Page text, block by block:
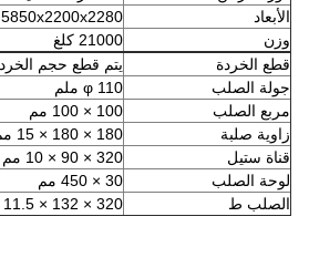
الأبعاد
5850x2200x2280 ملم
وزن
21000 كلغ
قطع الخردة
يتم قطع حجم الخردة
جولة الصلب
φ 110 ملم
مربع الصلب
100 × 100 مم
زاوية صلبة
180 × 180 × 15 مم (3 قطع)
قناة ستيل
320 × 90 × 10 مم
لوحة الصلب
30 × 450 مم
الصلب ط
320 × 132 × 11.5 مم